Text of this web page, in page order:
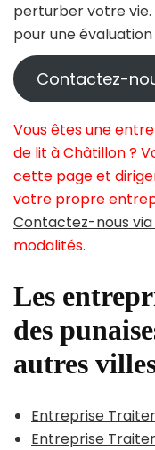
perturber votre vie.
pour une
Contactez-
Vous êtes une
de lit à Châtillon ?
cette page et
votre propre
Contactez-nous
modalités.
Les
des
autres
Entreprise
Entreprise